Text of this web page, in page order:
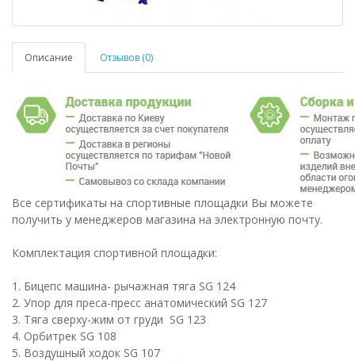
Описание Отзывов (0)
Все сертификаты на спортивные площадки Вы можете
получить у менеджеров магазина на электронную почту.
Комплектация спортивной площадки:
1. Бицепс машина- рычажная тяга SG 124
2. Упор для преса-пресс анатомический SG 127
3. Тяга сверху-жим от груди SG 123
4. Орбитрек SG 108
5. Воздушный ходок SG 107